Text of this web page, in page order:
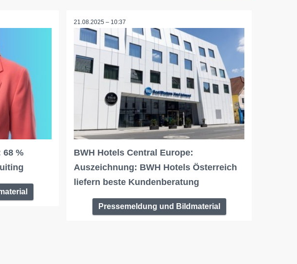
68 %
21.08.2025 – 10:37
BWH Hotels Central Europe:
Auszeichnung: BWH Hotels Österreich
liefern beste Kundenberatung
Pressemeldung und Bildmaterial